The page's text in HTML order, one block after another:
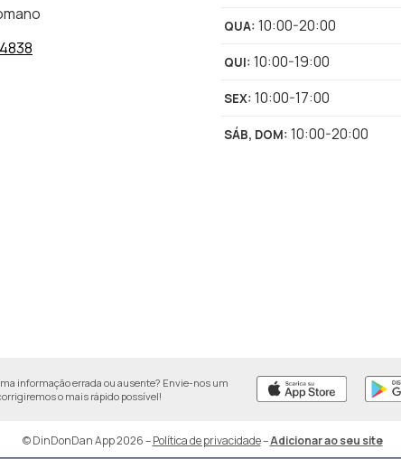
QUA: 10:00-20:00
QUI: 10:00-19:00
SEX: 10:00-17:00
SÁB, DOM: 10:00-20:00
informação errada ou ausente? Envie-nos um
o mais rápido possível!
© DinDonDan App 2026– Política de privacidade–Adicionar ao seu site